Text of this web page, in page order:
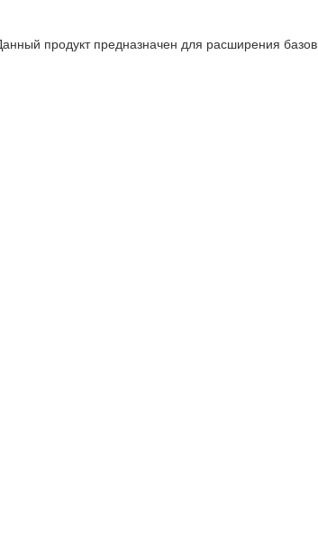
продукт предназначен для расширения